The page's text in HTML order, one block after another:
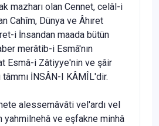
mazharı olan Cennet, celâl-i
Cahîm, Dünya ve Âhıret
i İn­sandan maada bütün
merâtib-i Esmâ'nın
Esmâ-i Zâtiyye'nin ve şâir
tâmmı İNSÂN-I KÂMÎL'dir.
alessemâvâti vel'ardı vel
ve eşfakne minhâ